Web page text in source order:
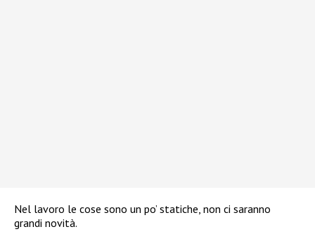
Nel lavoro le cose sono un po’ statiche, non ci saranno
grandi novità.